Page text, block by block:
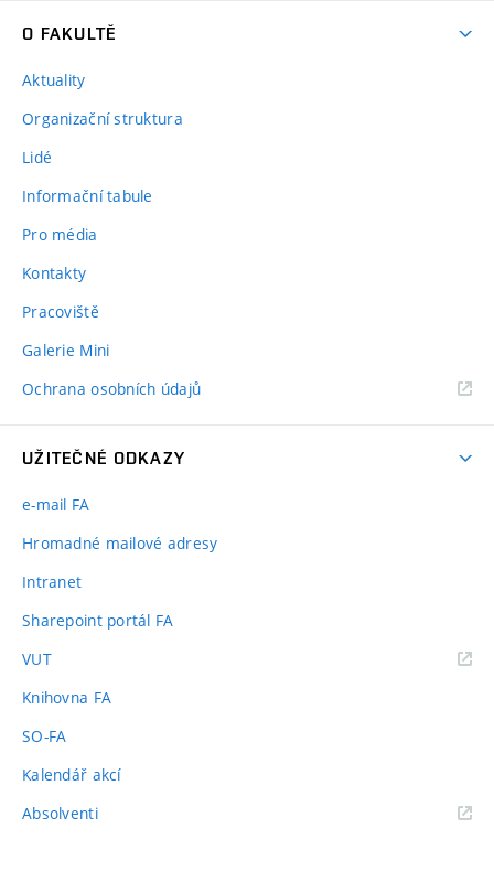
O FAKULTĚ
Aktuality
Organizační struktura
Lidé
Informační tabule
Pro média
Kontakty
Pracoviště
Galerie Mini
Ochrana osobních údajů
UŽITEČNÉ ODKAZY
e-mail FA
Hromadné mailové adresy
Intranet
Sharepoint portál FA
VUT(externí
Knihovna FA
SO-FA
Kalendář akcí
Absolventi(externí